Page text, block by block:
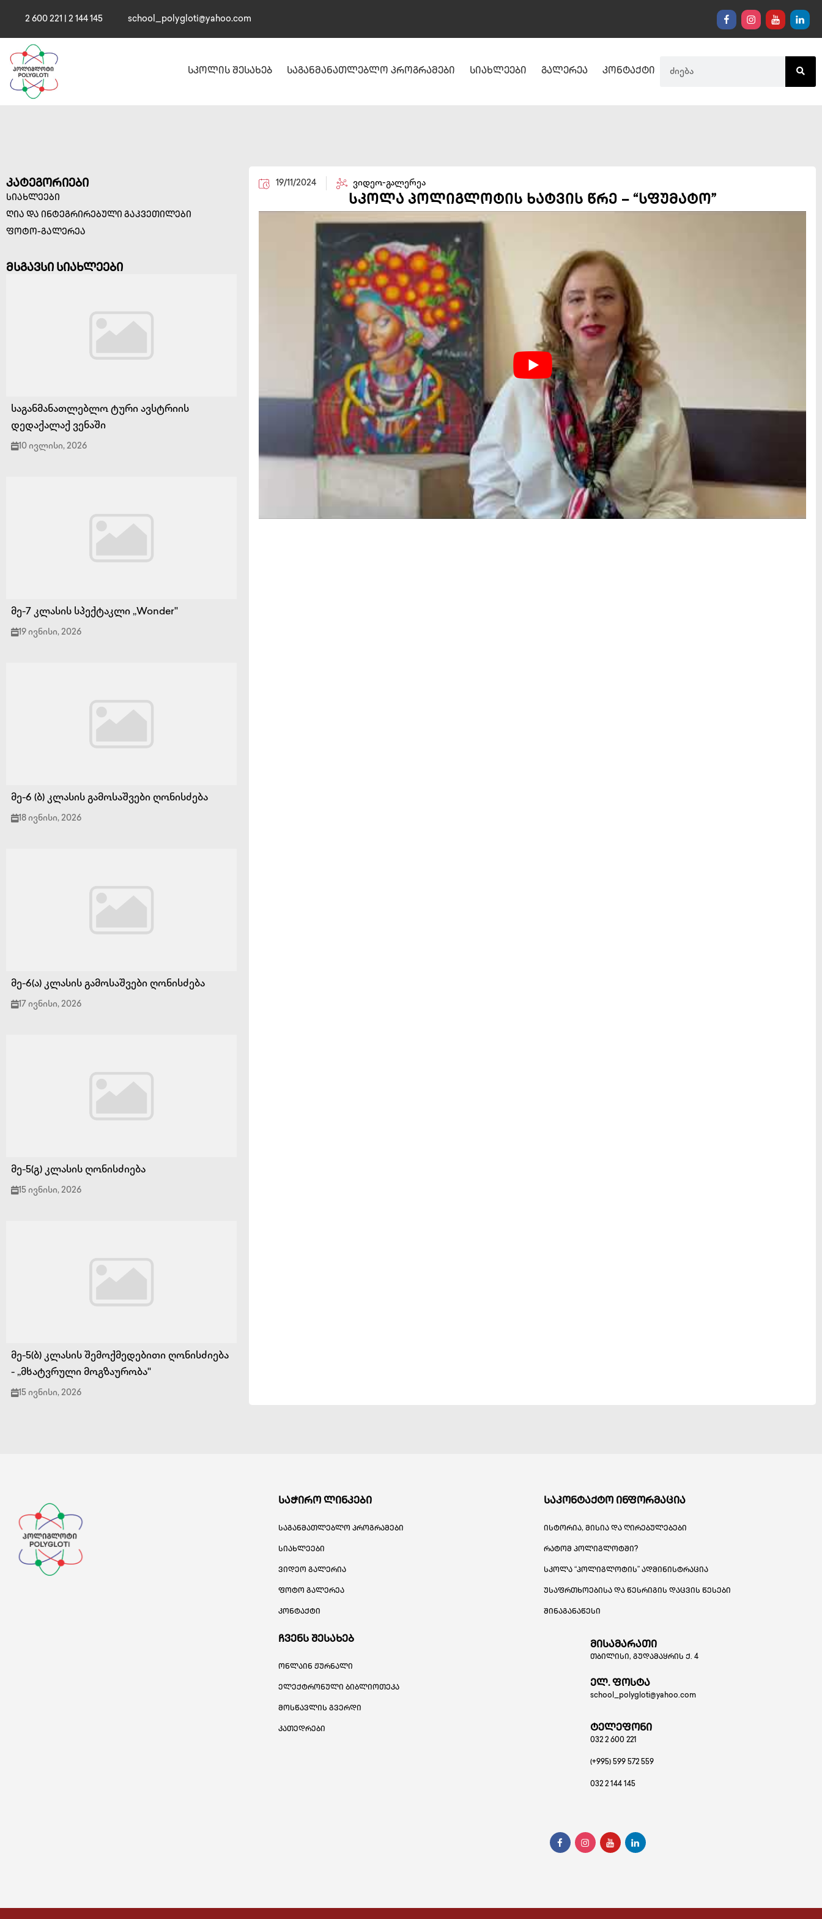
2 600 221 | 2 144 145 school_polygloti@yahoo.com
სკოლის შესახებ საგანმანათლებლო პროგრამები სიახლეები გალერეა კონტაქტი
კატეგორიები
სიახლეები
ღია და ინტეგრირებული გაკვეთილები
ფოტო-გალერეა
მსგავსი სიახლეები
საგანმანათლებლო ტური ავსტრიის
დედაქალაქ ვენაში
10 ივლისი, 2026
მე-7 კლასის სპექტაკლი ,,Wonder''
19 ივნისი, 2026
მე-6 (ბ) კლასის გამოსაშვები ღონისძება
18 ივნისი, 2026
მე-6(ა) კლასის გამოსაშვები ღონისძება
17 ივნისი, 2026
მე-5(გ) კლასის ღონისძიება
15 ივნისი, 2026
მე-5(ბ) კლასის შემოქმედებითი ღონისძიება
- ,,მხატვრული მოგზაურობა''
15 ივნისი, 2026
19/11/2024 ვიდეო-გალერეა
სკოლა პოლიგლოტის ხატვის წრე – “სფუმატო”
საჭირო ლინკები
საგანმათლებლო პროგრამები
სიახლეები
ვიდეო გალერია
ფოტო გალერეა
კონტაქტი
ჩვენს შესახებ
ონლაინ ჟურნალი
ელექტრონული ბიბლიოთეკა
მოსწავლის გვერდი
კათედრები
საკონტაქტო ინფორმაცია
ისტორია, მისია და ღირებულებები
რატომ პოლიგლოტში?
სკოლა “პოლიგლოტის” ადმინისტრაცია
უსაფრთხოებისა და წესრიგის დაცვის წესები
შინაგანაწესი
მისამარათი
თბილისი, გუდამაყრის ქ. 4
ელ. ფოსტა
school_polygloti@yahoo.com
ტელეფონი
032 2 600 221
(+995) 599 572 559
032 2 144 145